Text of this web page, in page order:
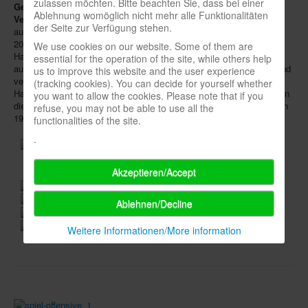
Infos
Shop
Download spielbox Special 2025
Newsletter
Spieledatenbank
Neuheiten-New Games
Köpfe-Heads
Branchen-/Wirtschaftsnews
Veranstaltungen-Events
Geheimnis des Genter Altars", der Anfang September imAcabus
Verlag[sic] erscheint, ist ein Thriller, für dessen Recherche Wrede
auch ins südfranzösische Carcassonne fuhr und sich dort im Jahr
2000 zu seinem Spiele-Welterfolg inspirieren ließ. In Gent, der
Hauptstadt der belgischen Provinz Ostflandern, steht besagter Altar
aus dem 15. Jahrhundert, geschaffen von den Brüdernvan Eyck
, und
vermisst bis heute eine gestohlene Tafel. Nachdem der
Hauptprotagonist des Buches einen Freund ermordet findet, wird er in
die Geschehnisse rund um einen aufsehenerregenden Kunstraub von
1934 hineingezogen und deckt ein Geheimnis auf.
zulassen möchten. Bitte beachten Sie, dass bei einer
Ablehnung womöglich nicht mehr alle Funktionalitäten
der Seite zur Verfügung stehen.
We use cookies on our website. Some of them are
essential for the operation of the site, while others help
us to improve this website and the user experience
(tracking cookies). You can decide for yourself whether
you want to allow the cookies. Please note that if you
refuse, you may not be able to use all the
functionalities of the site.
.
Akzeptieren/Accept
Ablehnen/Decline
Weitere Informationen/More information